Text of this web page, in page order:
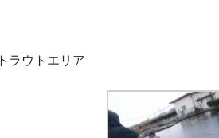
トラウトエリア